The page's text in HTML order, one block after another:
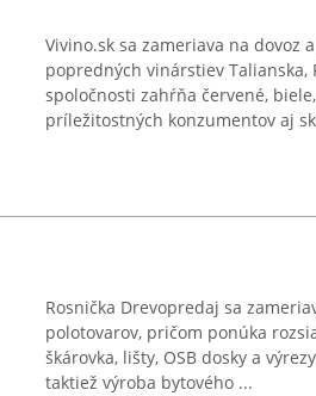
Vivino.sk sa zameriava na dovoz
popredných vinárstiev Talianska,
spoločnosti zahŕňa červené,
príležitostných konzumentov aj
Rosnička Drevopredaj sa
polotovarov, pričom ponúka
škárovka, lišty, OSB dosky a
taktiež výroba bytového ...